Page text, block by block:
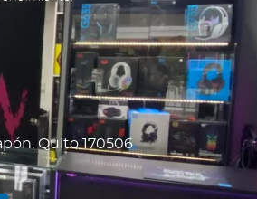
Quito 170506